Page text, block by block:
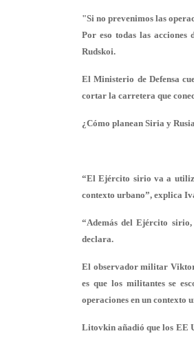
"Si no prevenimos las
Por eso todas las
Rudskoi.
El Ministerio de Defensa
cortar la carretera que
¿Cómo planean Siria y
“El Ejército sirio va a
contexto urbano”, explica
“Además del Ejército
declara.
El observador militar
es que los militantes se
operaciones en un contexto
Litovkin añadió que los EE